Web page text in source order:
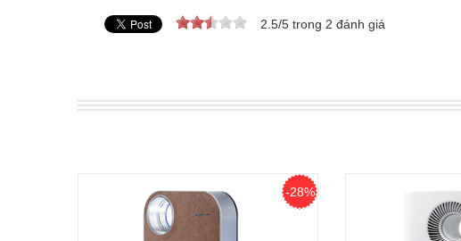
2.5/5 trong 2 đánh giá
-28%